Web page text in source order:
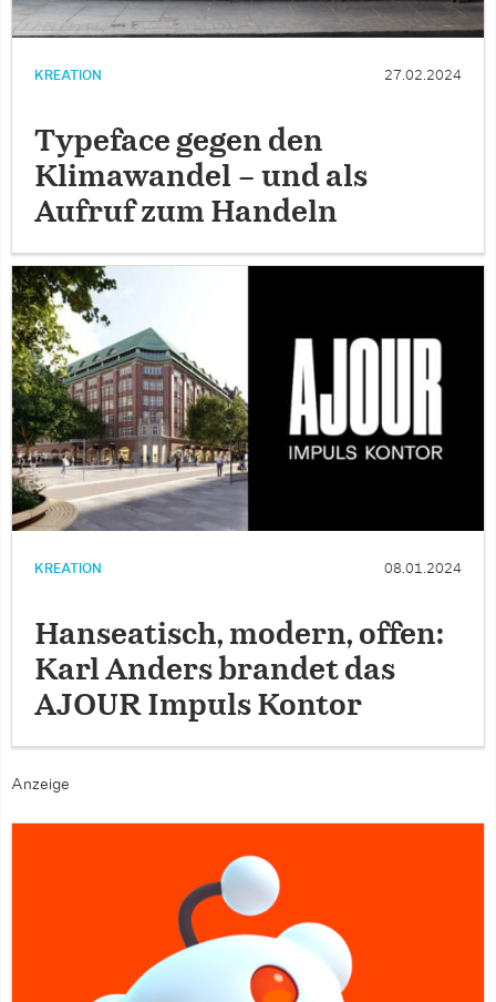
KREATION 27.02.2024
Typeface gegen den
Klimawandel – und als
Aufruf zum Handeln
KREATION 08.01.2024
Hanseatisch, modern, offen:
Karl Anders brandet das
AJOUR Impuls Kontor
Anzeige